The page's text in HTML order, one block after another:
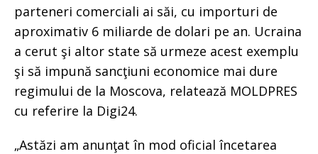
parteneri comerciali ai săi, cu importuri de
aproximativ 6 miliarde de dolari pe an. Ucraina
a cerut şi altor state să urmeze acest exemplu
şi să impună sancţiuni economice mai dure
regimului de la Moscova, relatează MOLDPRES
cu referire la Digi24.
„Astăzi am anunţat în mod oficial încetarea